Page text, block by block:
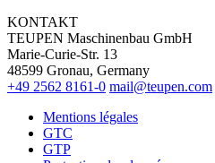
KONTAKT
TEUPEN Maschinenbau GmbH
Marie-Curie-Str. 13
48599 Gronau, Germany
+49 2562 8161-0 mail@teupen.com
Mentions légales
GTC
GTP